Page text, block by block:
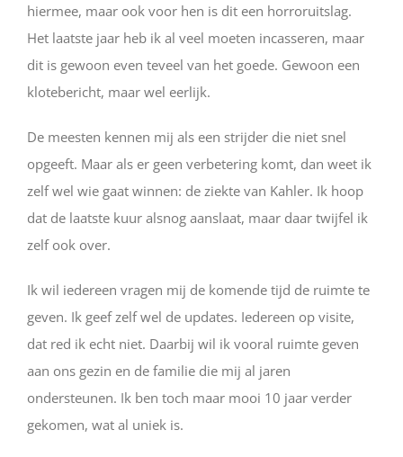
hiermee, maar ook voor hen is dit een horroruitslag.
Het laatste jaar heb ik al veel moeten incasseren, maar
dit is gewoon even teveel van het goede. Gewoon een
klotebericht, maar wel eerlijk.
De meesten kennen mij als een strijder die niet snel
opgeeft. Maar als er geen verbetering komt, dan weet ik
zelf wel wie gaat winnen: de ziekte van Kahler. Ik hoop
dat de laatste kuur alsnog aanslaat, maar daar twijfel ik
zelf ook over.
Ik wil iedereen vragen mij de komende tijd de ruimte te
geven. Ik geef zelf wel de updates. Iedereen op visite,
dat red ik echt niet. Daarbij wil ik vooral ruimte geven
aan ons gezin en de familie die mij al jaren
ondersteunen. Ik ben toch maar mooi 10 jaar verder
gekomen, wat al uniek is.